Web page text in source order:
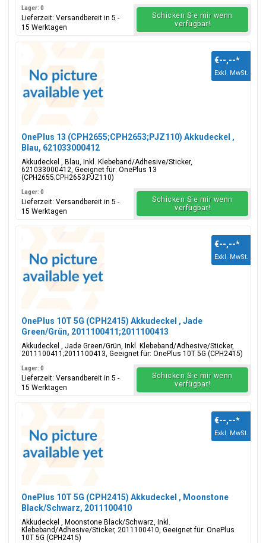
Lager: 0
Lieferzeit: Versandbereit in 5 -
15 Werktagen
Schicken Sie mir wenn
verfügbar!
OnePlus 13 (CPH2655;CPH2653;PJZ110) Akkudeckel ,
Blau, 621033000412
Akkudeckel , Blau, Inkl. Klebeband/Adhesive/Sticker,
621033000412, Geeignet für: OnePlus 13
(CPH2655;CPH2653;PJZ110)
€--,--*
Exkl. MwSt.
Lager: 0
Lieferzeit: Versandbereit in 5 -
15 Werktagen
Schicken Sie mir wenn
verfügbar!
OnePlus 10T 5G (CPH2415) Akkudeckel , Jade
Green/Grün, 2011100411;2011100413
Akkudeckel , Jade Green/Grün, Inkl. Klebeband/Adhesive/Sticker,
2011100411;2011100413, Geeignet für: OnePlus 10T 5G (CPH2415)
€--,--*
Exkl. MwSt.
Lager: 0
Lieferzeit: Versandbereit in 5 -
15 Werktagen
Schicken Sie mir wenn
verfügbar!
OnePlus 10T 5G (CPH2415) Akkudeckel , Moonstone
Black/Schwarz, 2011100410
Akkudeckel , Moonstone Black/Schwarz, Inkl.
Klebeband/Adhesive/Sticker, 2011100410, Geeignet für: OnePlus
10T 5G (CPH2415)
€--,--*
Exkl. MwSt.